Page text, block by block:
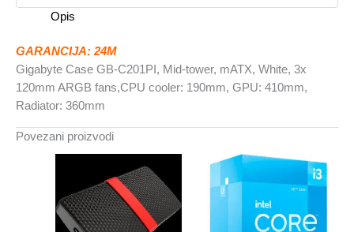
White,
120mm
ARGB
fans
količina
Opis
GARANCIJA: 24M
Gigabyte Case GB-C201PI, Mid-tower, mATX, White, 3x
120mm ARGB fans,CPU cooler: 190mm, GPU: 410mm,
Radiator: 360mm
Povezani proizvodi